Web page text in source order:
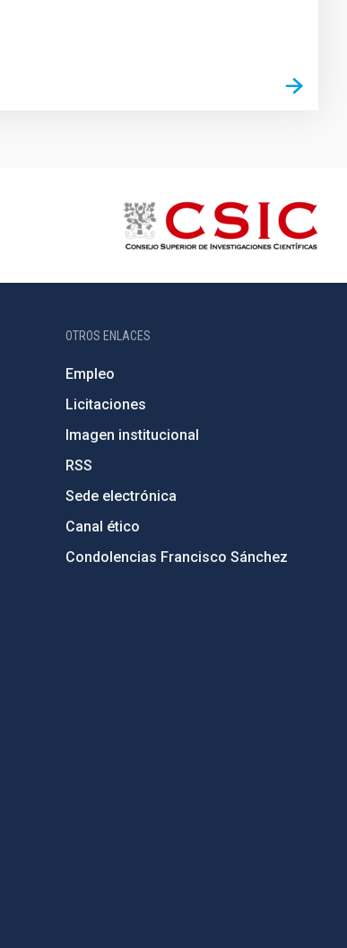
OTROS ENLACES
Empleo
Licitaciones
Imagen institucional
RSS
Sede electrónica
Canal ético
Condolencias Francisco Sánchez